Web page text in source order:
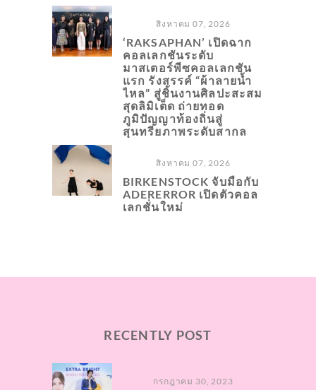
สิงหาคม 07, 2026
‘RAKSAPHAN’ เปิดฉาก
คอลเลกชันระดับ
มาสเตอร์พีซคอลเลกชัน
แรก รังสรรค์ “ผ้าลายน้ำ
ไหล” สู่ชิ้นงานศิลปะสะสม
สุดลิมิเต็ด ถ่ายทอด
ภูมิปัญญาท้องถิ่นสู่
สุนทรียภาพระดับสากล
สิงหาคม 07, 2026
BIRKENSTOCK จับมือกับ
ADERERROR เปิดตัวคอล
เลกชั่นใหม่
RECENTLY POST
กรกฎาคม 30, 2023